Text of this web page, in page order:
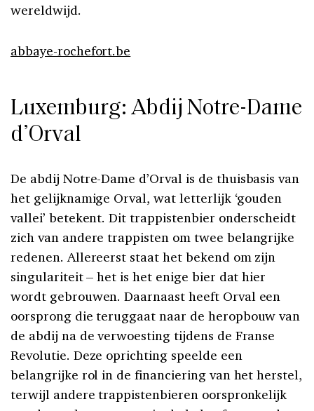
wereldwijd.
abbaye-rochefort.be
Luxemburg: Abdij Notre-Dame
d’Orval
De abdij Notre-Dame d’Orval is de thuisbasis van
het gelijknamige Orval, wat letterlijk ‘gouden
vallei’ betekent. Dit trappistenbier onderscheidt
zich van andere trappisten om twee belangrijke
redenen. Allereerst staat het bekend om zijn
singulariteit – het is het enige bier dat hier
wordt gebrouwen. Daarnaast heeft Orval een
oorsprong die teruggaat naar de heropbouw van
de abdij na de verwoesting tijdens de Franse
Revolutie. Deze oprichting speelde een
belangrijke rol in de financiering van het herstel,
terwijl andere trappistenbieren oorspronkelijk